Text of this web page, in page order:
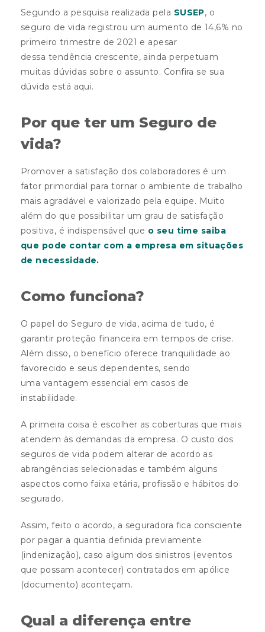
Segundo a pesquisa realizada pela SUSEP, o
seguro de vida registrou um aumento de 14,6% no
primeiro trimestre de 2021 e apesar
dessa tendência crescente, ainda perpetuam
muitas dúvidas sobre o assunto. Confira se sua
dúvida está aqui.
Por que ter um Seguro de
vida?
Promover a satisfação dos colaboradores é um
fator primordial para tornar o ambiente de trabalho
mais agradável e valorizado pela equipe. Muito
além do que possibilitar um grau de satisfação
positiva, é indispensável que o seu time saiba
que pode contar com a empresa em situações
de necessidade.
Como funciona?
O papel do Seguro de vida, acima de tudo, é
garantir proteção financeira em tempos de crise.
Além disso, o benefício oferece tranquilidade ao
favorecido e seus dependentes, sendo
uma vantagem essencial em casos de
instabilidade.
A primeira coisa é escolher as coberturas que mais
atendem às demandas da empresa. O custo dos
seguros de vida podem alterar de acordo as
abrangências selecionadas e também alguns
aspectos como faixa etária, profissão e hábitos do
segurado.
Assim, feito o acordo, a seguradora fica consciente
por pagar a quantia definida previamente
(indenização), caso algum dos sinistros (eventos
que possam acontecer) contratados em apólice
(documento) aconteçam.
Qual a diferença entre